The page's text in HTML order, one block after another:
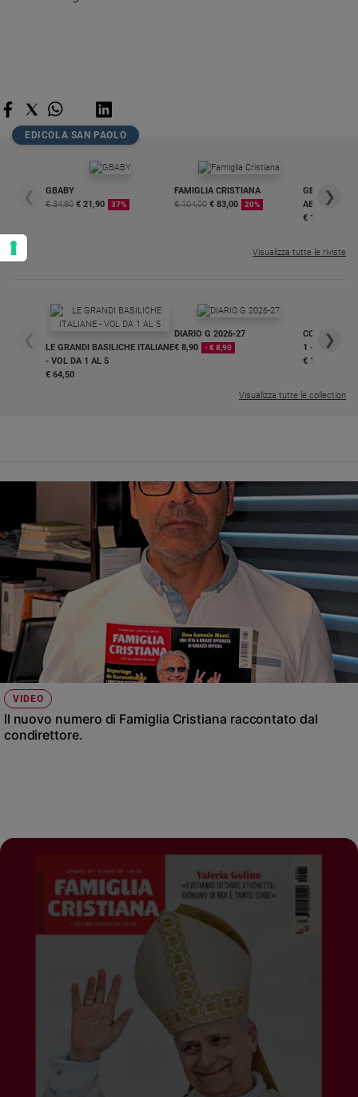
EDICOLA SAN PAOLO
❮
GBABY
€ 34,80 € 21,90 37%
FAMIGLIA CRISTIANA
€ 104,00 € 83,00 20%
GBABY
€ 16,99
❯
Visualizza tutte le riviste
❮
LE GRANDI BASILICHE ITALIANE
- VOL DA 1 AL 5
€ 64,50
DIARIO G 2026-27
€ 8,90
- € 8,90
COLLANA
1 - 2
€ 18,50
❯
Visualizza tutte le collection
VIDEO
Il nuovo numero di Famiglia Cristiana raccontato dal
condirettore.